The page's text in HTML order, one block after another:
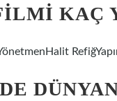
KAÇ